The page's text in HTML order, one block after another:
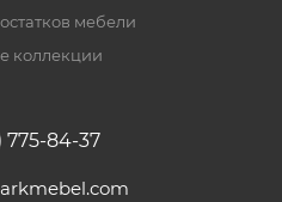
мебели
коллекции
775-84-37